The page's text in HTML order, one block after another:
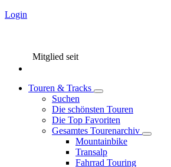
Login
Mitglied seit
Touren & Tracks
Suchen
Die schönsten Touren
Die Top Favoriten
Gesamtes Tourenarchiv
Mountainbike
Transalp
Fahrrad Touring